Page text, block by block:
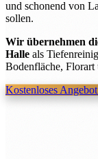
und schonend von
sollen.
Wir übernehmen
Halle als
Bodenfläche, Florart
Kostenloses